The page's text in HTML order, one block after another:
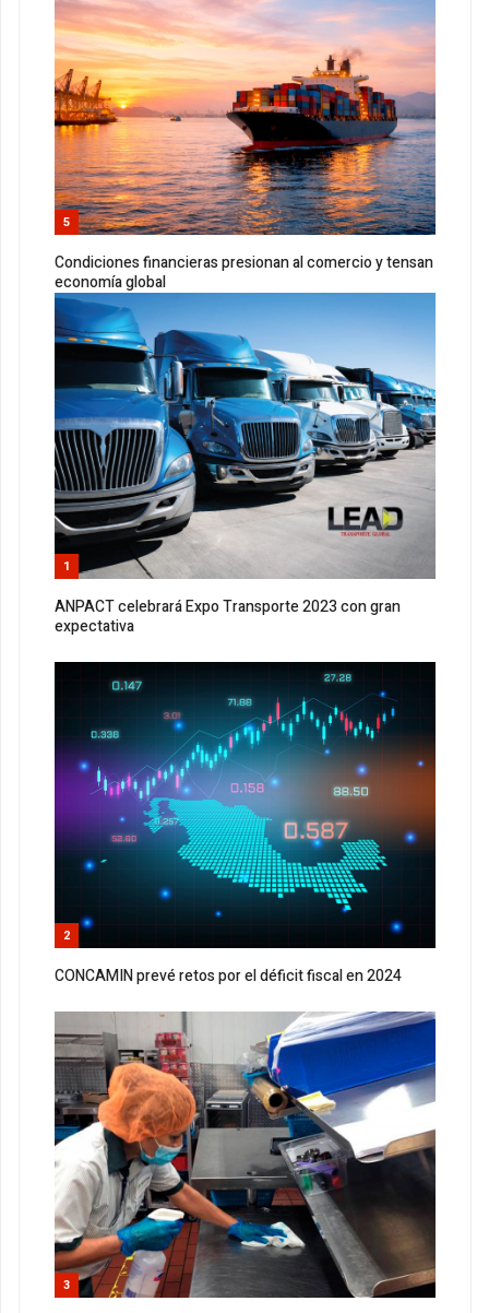
5
Condiciones financieras presionan al comercio y tensan
economía global
1
ANPACT celebrará Expo Transporte 2023 con gran
expectativa
2
CONCAMIN prevé retos por el déficit fiscal en 2024
3